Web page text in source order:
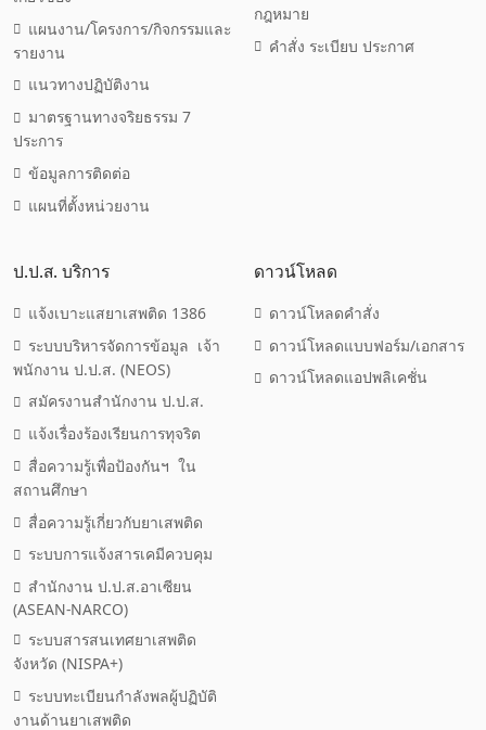
แผนงาน/โครงการ/กิจกรรมและ
รายงาน
แนวทางปฏิบัติงาน
มาตรฐานทางจริยธรรม 7
ประการ
ข้อมูลการติดต่อ
แผนที่ตั้งหน่วยงาน
กฎหมาย
คำสั่ง ระเบียบ ประกาศ
ป.ป.ส. บริการ
แจ้งเบาะแสยาเสพติด 1386
ระบบบริหารจัดการข้อมูล เจ้า
พนักงาน ป.ป.ส. (NEOS)
สมัครงานสำนักงาน ป.ป.ส.
แจ้งเรื่องร้องเรียนการทุจริต
สื่อความรู้เพื่อป้องกันฯ ใน
สถานศึกษา
สื่อความรู้เกี่ยวกับยาเสพติด
ระบบการแจ้งสารเคมีควบคุม
สำนักงาน ป.ป.ส.อาเซียน
(ASEAN-NARCO)
ระบบสารสนเทศยาเสพติด
จังหวัด (NISPA+)
ระบบทะเบียนกำลังพลผู้ปฏิบัติ
งานด้านยาเสพติด
ดาวน์โหลด
ดาวน์โหลดคำสั่ง
ดาวน์โหลดแบบฟอร์ม/เอกสาร
ดาวน์โหลดแอปพลิเคชั่น